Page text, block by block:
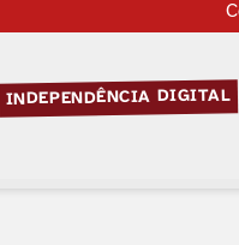
INDEPENDÊNCIA DIGITAL